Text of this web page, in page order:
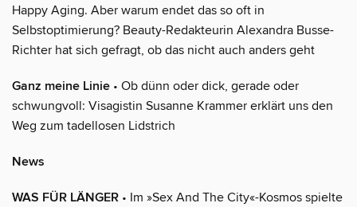
Happy Aging. Aber warum endet das so oft in
Selbstoptimierung? Beauty-Redakteurin Alexandra Busse-
Richter hat sich gefragt, ob das nicht auch anders geht
Ganz meine Linie • Ob dünn oder dick, gerade oder
schwungvoll: Visagistin Susanne Krammer erklärt uns den
Weg zum tadellosen Lidstrich
News
WAS FÜR LÄNGER • Im »Sex And The City«-Kosmos spielte